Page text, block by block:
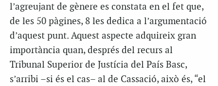
l’agreujant de gènere es constata en el fet que,
de les 50 pàgines, 8 les dedica a l’argumentació
d’aquest punt. Aquest aspecte adquireix gran
importància quan, després del recurs al
Tribunal Superior de Justícia del País Basc,
s’arribi –si és el cas– al de Cassació, això és, “el